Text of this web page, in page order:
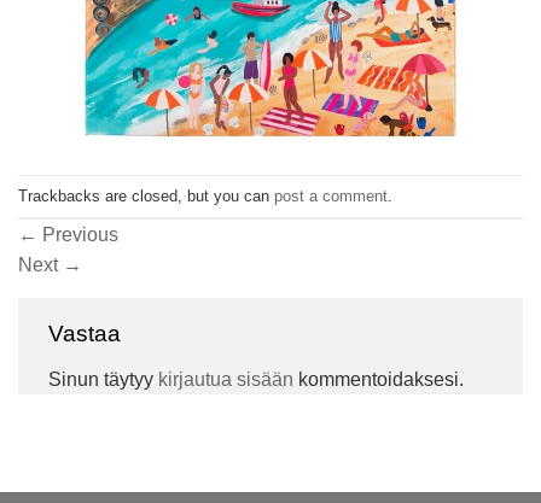
Trackbacks are closed, but you can post a comment
← Previous
Next →
Vastaa
Sinun täytyy kirjautua sisään kommentoidaksesi.